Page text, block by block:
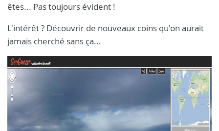
êtes... Pas toujours évident !
L'intérêt ? Découvrir de nouveaux coins qu'on aurait
jamais cherché sans ça...